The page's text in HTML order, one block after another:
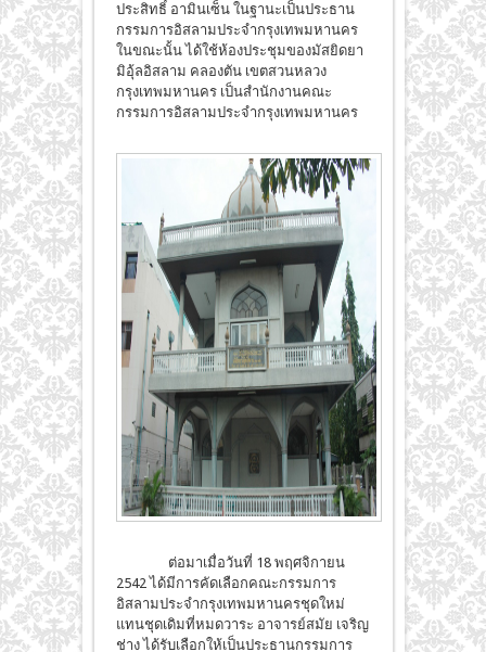
ประสิทธิ์ อามินเซ็น ในฐานะเป็นประธาน
กรรมการอิสลามประจำกรุงเทพมหานคร
ในขณะนั้น ได้ใช้ห้องประชุมของมัสยิดยา
มิอุ้ลอิสลาม คลองตัน เขตสวนหลวง
กรุงเทพมหานคร เป็นสำนักงานคณะ
กรรมการอิสลามประจำกรุงเทพมหานคร
ต่อมาเมื่อวันที่ 18 พฤศจิกายน
2542 ได้มีการคัดเลือกคณะกรรมการ
อิสลามประจำกรุงเทพมหานครชุดใหม่
แทนชุดเดิมที่หมดวาระ อาจารย์สมัย เจริญ
ช่าง ได้รับเลือกให้เป็นประธานกรรมการ